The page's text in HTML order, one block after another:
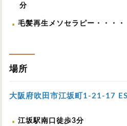
分
毛髪再生メソセラピー・・・
場所
大阪府吹田市江坂町1-21-17
江坂駅南口徒歩3分